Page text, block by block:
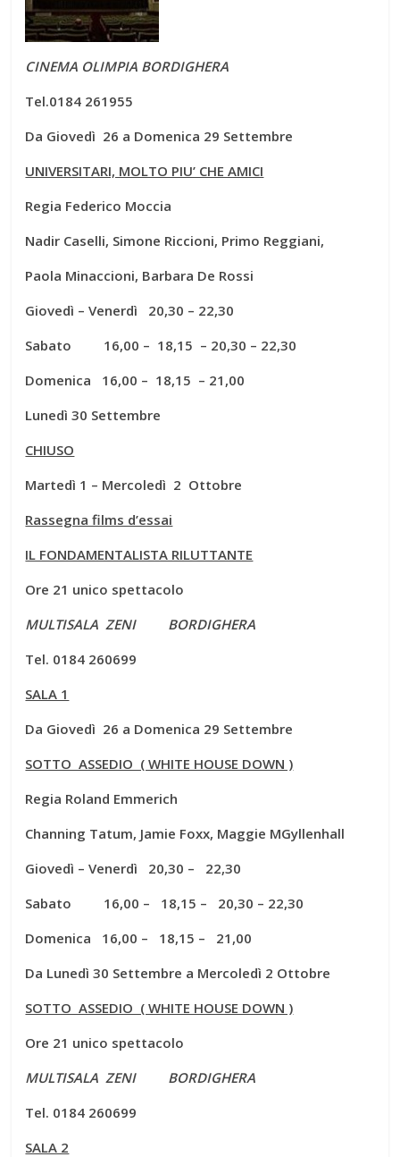
CINEMA OLIMPIA BORDIGHERA
Tel.0184 261955
Da Giovedì 26 a Domenica 29 Settembre
UNIVERSITARI, MOLTO PIU’ CHE AMICI
Regia Federico Moccia
Nadir Caselli, Simone Riccioni, Primo Reggiani,
Paola Minaccioni, Barbara De Rossi
Giovedì – Venerdì 20,30 – 22,30
Sabato 16,00 – 18,15 – 20,30 – 22,30
Domenica 16,00 – 18,15 – 21,00
Lunedì 30 Settembre
CHIUSO
Martedì 1 – Mercoledì 2 Ottobre
Rassegna films d’essai
IL FONDAMENTALISTA RILUTTANTE
Ore 21 unico spettacolo
MULTISALA ZENI BORDIGHERA
Tel. 0184 260699
SALA 1
Da Giovedì 26 a Domenica 29 Settembre
SOTTO ASSEDIO ( WHITE HOUSE DOWN )
Regia Roland Emmerich
Channing Tatum, Jamie Foxx, Maggie MGyllenhall
Giovedì – Venerdì 20,30 – 22,30
Sabato 16,00 – 18,15 – 20,30 – 22,30
Domenica 16,00 – 18,15 – 21,00
Da Lunedì 30 Settembre a Mercoledì 2 Ottobre
SOTTO ASSEDIO ( WHITE HOUSE DOWN )
Ore 21 unico spettacolo
MULTISALA ZENI BORDIGHERA
Tel. 0184 260699
SALA 2